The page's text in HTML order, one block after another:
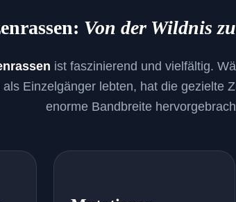
Von der Wildnis
ist faszinierend und vielfältig.
Einzelgänger lebten, hat die gezielte
enorme Bandbreite